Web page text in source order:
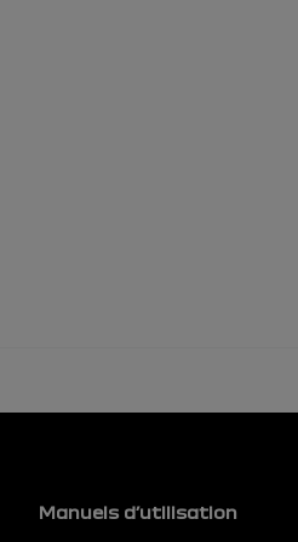
Pied de page
Manuels d’utilisation